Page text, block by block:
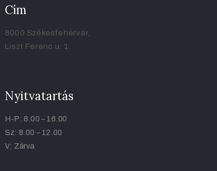
Cím
8000 Székesfehérvár,
Liszt Ferenc u. 1.
Nyitvatartás
H-P: 8.00 – 16.00
Sz: 8.00 – 12.00
V: Zárva